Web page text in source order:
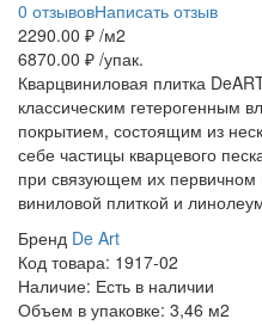
0 отзывовНаписать отзыв
2290.00 ₽ /м2
6870.00 ₽ /упак.
Кварцвиниловая плитка
классическим гетерогенным
покрытием, состоящим из
себе частицы кварцевого
при связующем их
виниловой плиткой и
Бренд De Art
Код товара: 1917-02
Наличие: Есть в наличии
Объем в упаковке: 3,46 м2